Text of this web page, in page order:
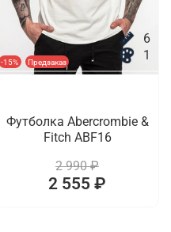
-15% Предзаказ
6
1
Футболка Abercrombie &
Fitch ABF16
2 990 ₽
2 555 ₽